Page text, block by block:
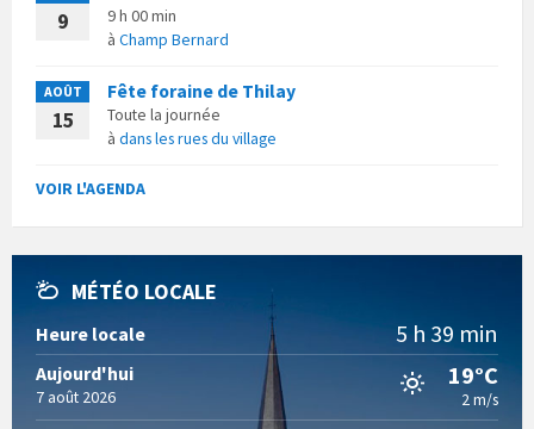
9
9 h 00 min
à Champ Bernard
AOÛT
15
Fête foraine de Thilay
Toute la journée
à dans les rues du village
VOIR L'AGENDA
MÉTÉO LOCALE
Heure locale 5 h 39 min
Aujourd'hui
7 août 2026
19°C
2 m/s